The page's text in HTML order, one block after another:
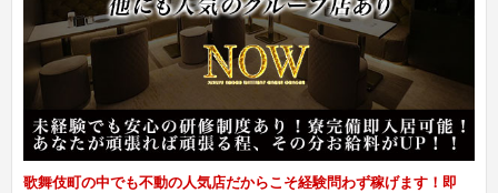
歌舞伎町の中でも不動の人気店だからこそ経験問わず稼げます！即